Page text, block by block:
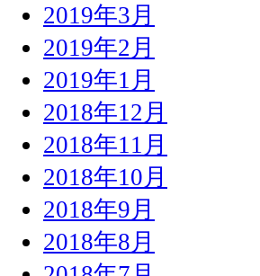
2019年3月
2019年2月
2019年1月
2018年12月
2018年11月
2018年10月
2018年9月
2018年8月